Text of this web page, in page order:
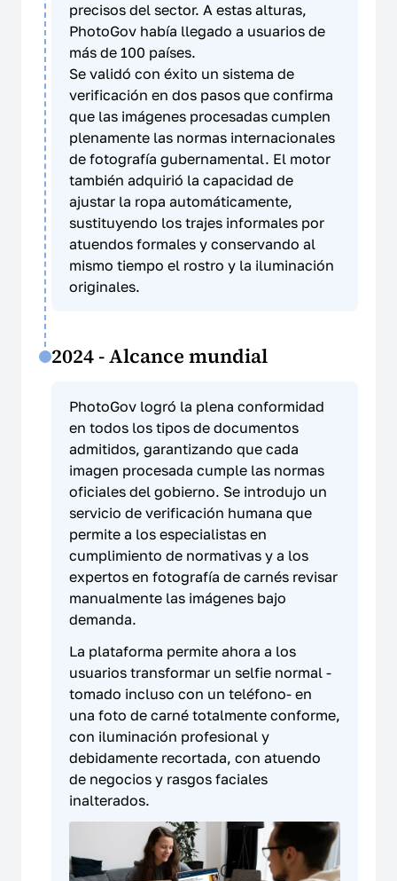
precisos del sector. A estas alturas,
PhotoGov había llegado a usuarios de
más de 100 países.
Se validó con éxito un sistema de
verificación en dos pasos que confirma
que las imágenes procesadas cumplen
plenamente las normas internacionales
de fotografía gubernamental. El motor
también adquirió la capacidad de
ajustar la ropa automáticamente,
sustituyendo los trajes informales por
atuendos formales y conservando al
mismo tiempo el rostro y la iluminación
originales.
2024 - Alcance mundial
PhotoGov logró la plena conformidad
en todos los tipos de documentos
admitidos, garantizando que cada
imagen procesada cumple las normas
oficiales del gobierno. Se introdujo un
servicio de verificación humana que
permite a los especialistas en
cumplimiento de normativas y a los
expertos en fotografía de carnés revisar
manualmente las imágenes bajo
demanda.
La plataforma permite ahora a los
usuarios transformar un selfie normal -
tomado incluso con un teléfono- en
una foto de carné totalmente conforme,
con iluminación profesional y
debidamente recortada, con atuendo
de negocios y rasgos faciales
inalterados.